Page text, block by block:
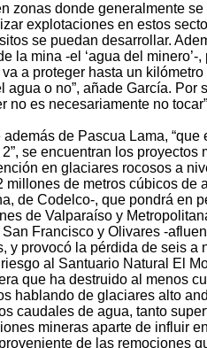
zonas donde generalmente
explotaciones en estos
se puedan desarrollar.
la mina -el ‘agua del
a proteger hasta un
agua o no”, añade García.
no es necesariamente no
de Pascua Lama,
se encuentran los
en glaciares rocosos a
de metros cúbicos de
de Codelco-, que pondrá en
de Valparaíso y
Francisco y Olivares -
y provocó la pérdida de seis
al Santuario Natural El
que ha destruido al menos
hablando de glaciares alto
caudales de agua, tanto
mineras aparte de influir
de las remociones